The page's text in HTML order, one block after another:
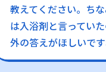
教えてください。ち
は入浴剤と言ってい
外の答えがほしいです